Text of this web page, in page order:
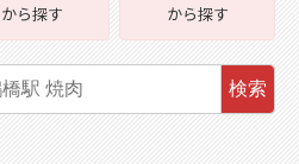
から探す
から探す
検索